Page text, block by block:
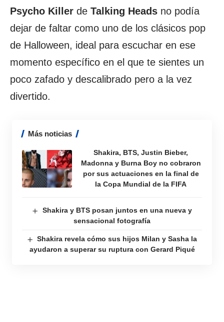
Psycho Killer de Talking Heads no podía
dejar de faltar como uno de los clásicos pop
de Halloween, ideal para escuchar en ese
momento específico en el que te sientes un
poco zafado y descalibrado pero a la vez
divertido.
Más noticias
Shakira, BTS, Justin Bieber,
Madonna y Burna Boy no cobraron
por sus actuaciones en la final de
la Copa Mundial de la FIFA
Shakira y BTS posan juntos en una nueva y
sensacional fotografía
Shakira revela cómo sus hijos Milan y Sasha la
ayudaron a superar su ruptura con Gerard Piqué